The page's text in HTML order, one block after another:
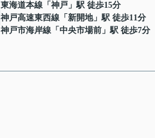
東海道本線 「 神戸 」駅 徒歩15分
神戸高速東西線 「 新開地」駅 徒歩11分
神戸市海岸線 「 中央市場前 」駅 徒歩7分